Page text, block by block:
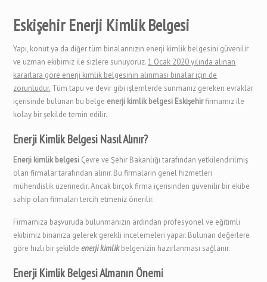
Eskişehir Enerji Kimlik Belgesi
Yapı, konut ya da diğer tüm binalarınızın enerji kimlik belgesini güvenilir
ve uzman ekibimiz ile sizlere sunuyoruz.1 Ocak 2020 yılında alınan
kararlara göre enerji kimlik belgesinin alınması binalar için de
zorunludur. Tüm tapu ve devir gibi işlemlerde sunmanız gereken evraklar
içerisinde bulunan bu belge enerji kimlik belgesi Eskişehirfirmamız ile
kolay bir şekilde temin edilir.
Enerji Kimlik Belgesi Nasıl Alınır?
Enerji kimlik belgesi Çevre ve Şehir Bakanlığı tarafından yetkilendirilmiş
olan firmalar tarafından alınır. Bu firmaların genel hizmetleri
mühendislik üzerinedir. Ancak birçok firma içerisinden güvenilir bir ekibe
sahip olan firmaları tercih etmeniz önerilir.
Firmamıza başvuruda bulunmanızın ardından profesyonel ve eğitimli
ekibimiz binanıza gelerek gerekli incelemeleri yapar. Bulunan değerlere
göre hızlı bir şekildeenerji kimlikbelgenizin hazırlanması sağlanır.
Enerji Kimlik Belgesi Almanın Önemi